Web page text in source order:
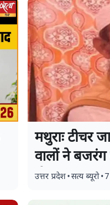
मथुराः टीचर
वालों ने
दी
उत्तर प्रदेश•सत्य ब्यूरो•